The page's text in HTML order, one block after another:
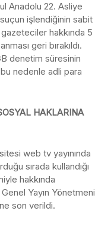
Anadolu 22. Asliye
işlendiğinin sabit
hakkında 5
geri bırakıldı.
denetim süresinin
nedenle adli para
HAKLARINA
web tv yayınında
sırada kullandığı
hakkında
Yayın Yönetmeni
son verildi.